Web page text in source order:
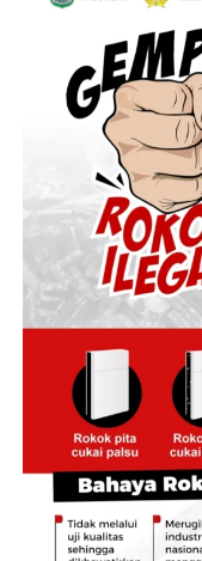
‎Menurut Kapolda
masih terus
unsur pidana
‎Kapolda juga tak
pertama, namun
negosiasi dan
‎”Yang terpenting
seorang anak.
G akan diserahkan
‎Lebih lanjut, Kabid
‎Kombes Pol Erlan
perkara yang
kepentingan
utama.
‎”Polda Jambi
secara